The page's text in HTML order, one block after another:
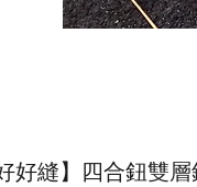
好縫】四合鈕雙